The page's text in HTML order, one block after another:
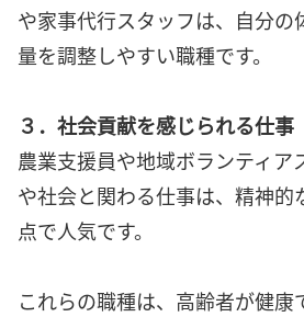
や家事代行スタッフは、自分の
量を調整しやすい職種です。
３．社会貢献を感じられる仕事
農業支援員や地域ボランティア
や社会と関わる仕事は、精神的
点で人気です。
これらの職種は、高齢者が健康